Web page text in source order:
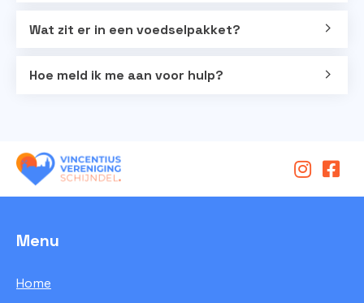
Wat zit er in een voedselpakket?
Hoe meld ik me aan voor hulp?
Menu
Home